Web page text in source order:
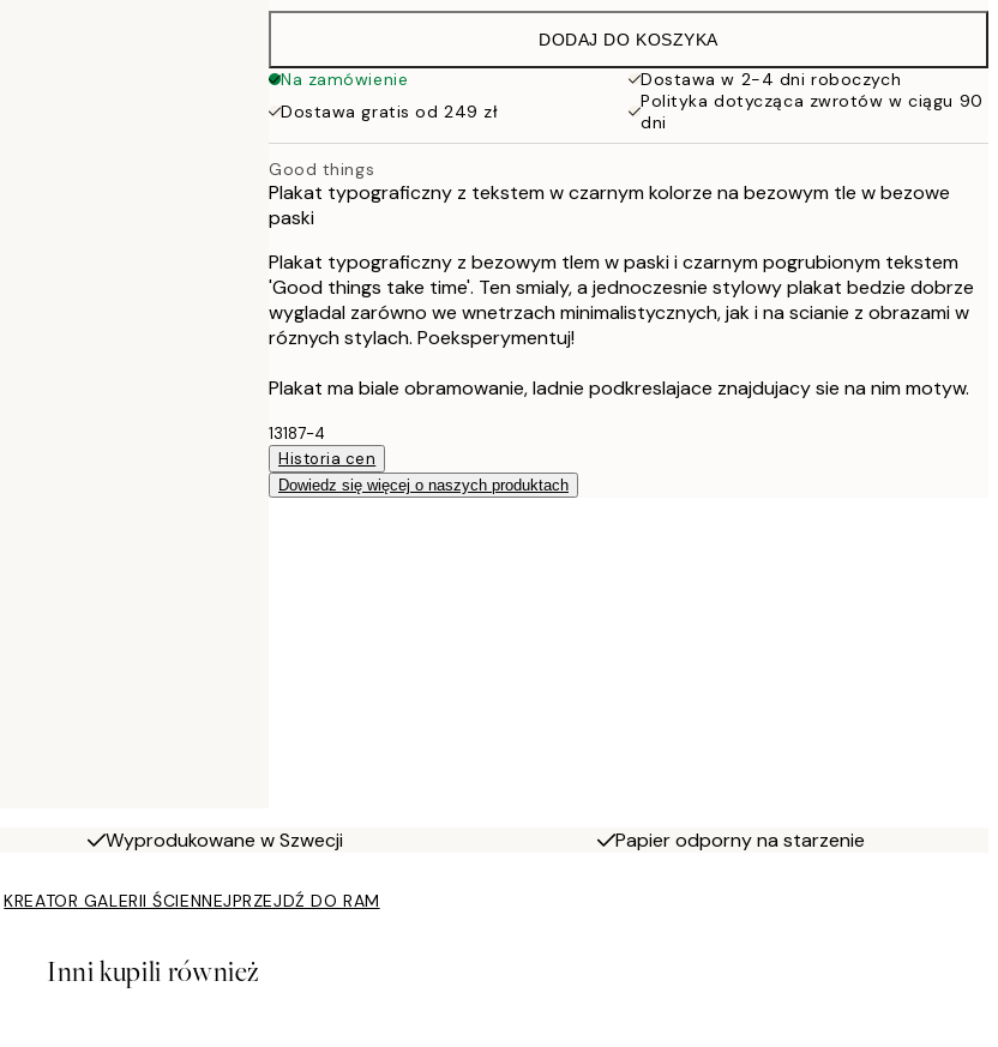
86 zł
152 zł
DODAJ DO KOSZYKA
Na zamówienie
Dostawa w 2-4 dni roboczych
Dostawa gratis od 249 zł
Polityka dotycząca zwrotów w ciągu 90
dni
Good things
Plakat typograficzny z tekstem w czarnym kolorze na bezowym tle w bezowe
paski
Plakat typograficzny z bezowym tlem w paski i czarnym pogrubionym tekstem
'Good things take time'. Ten smialy, a jednoczesnie stylowy plakat bedzie dobrze
wygladal zarówno we wnetrzach minimalistycznych, jak i na scianie z obrazami w
róznych stylach. Poeksperymentuj!
Plakat ma biale obramowanie, ladnie podkreslajace znajdujacy sie na nim motyw.
13187-4
Historia cen
Dowiedz się więcej o naszych produktach
Wyprodukowane w Szwecji Papier odporny na starzenie
KREATOR GALERII ŚCIENNEJPRZEJDŹ DO RAM
Inni kupili również